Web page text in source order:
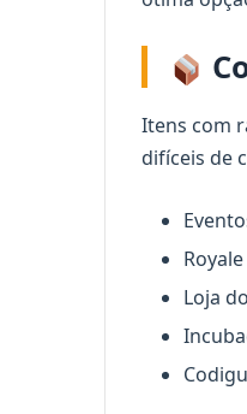
Itens com
difíceis de
Loja